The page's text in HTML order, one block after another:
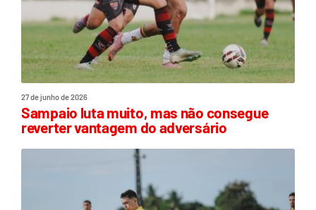
27 de junho de 2026
Sampaio luta muito, mas não consegue
reverter vantagem do adversário